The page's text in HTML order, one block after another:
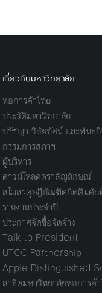
เกี่ยวกับมหาวิทยาลัย
หอการค้าไทย
ประวัติมหาวิทยาลัย
ปรัชญา วิสัยทัศน์ และพันธ
กรรมการสภาฯ
ผู้บริหาร
ดาวน์โหลดตราสัญลักษณ์
สโมสรดุษฎีบัณฑิตกิตติมศัก
รายงานประจำปี
ประกาศจัดซื้อจัดจ้าง
Talk to President
UTCC Partnership
Apple Distinguished
สาธิตมหาวิทยาลัยหอการค้